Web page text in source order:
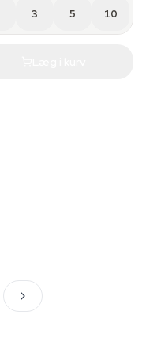
3 5 10